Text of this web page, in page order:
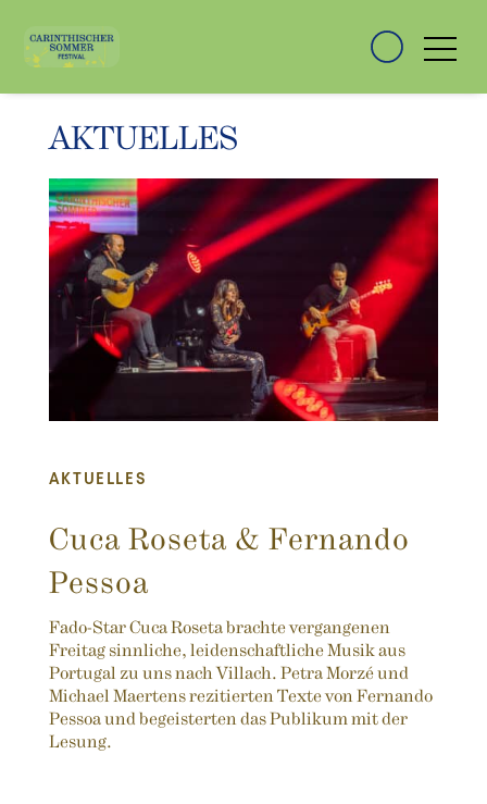
AKTUELLES
AKTUELLES
Cuca Roseta & Fernando
Pessoa
Fado-Star Cuca Roseta brachte vergangenen
Freitag sinnliche, leidenschaftliche Musik aus
Portugal zu uns nach Villach. Petra Morzé und
Michael Maertens rezitierten Texte von Fernando
Pessoa und begeisterten das Publikum mit der
Lesung.